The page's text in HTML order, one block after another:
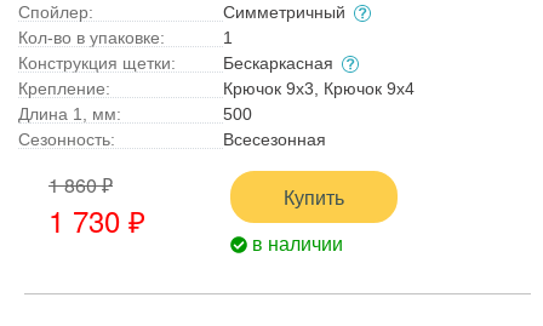
Спойлер:
Симметричный
Кол-во в упаковке:
1
Конструкция щетки:
Бескаркасная
Крепление:
Крючок 9x3, Крючок 9x4
Длина 1, мм:
500
Сезонность:
Всесезонная
1 860 ₽
1 730 ₽
Купить
в наличии